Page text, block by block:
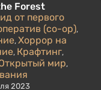
Forest
от первого
(co-op),
, Хоррор на
, Крафтинг,
мир,
2023